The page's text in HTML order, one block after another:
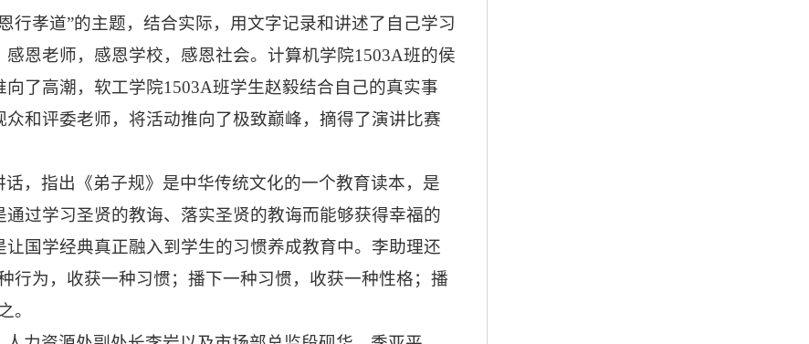
行孝道”的主题，结合实际， 用文字记录和讲述了自己学习
感恩老师，感恩学校，感恩社会。计算机学院1503A班的侯
了高潮，软工学院1503A班学生赵毅结合自己的真实事
和评委老师，将活动推向了极致巅峰，摘得了演讲比赛
话，指出 《弟子规》是中华传统文化的一个教育读本，是
通过学习圣贤的教诲、落实圣贤的教诲而能够获得幸福的
国学经典真正融入到 学生的习惯养成教育中。 李助理还
行为，收获一种习惯；播下一种习惯，收获一种性格；播
。